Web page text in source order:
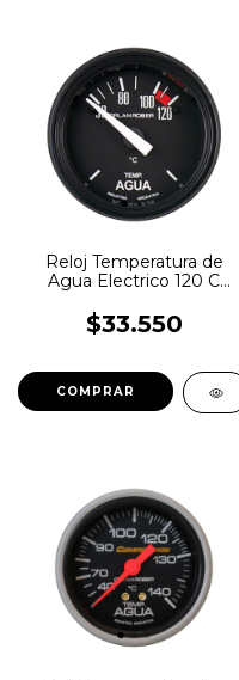
Reloj Temperatura de
Agua Electrico 120 C
$33.550